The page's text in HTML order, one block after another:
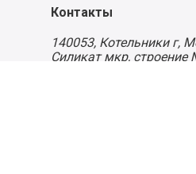
Контакты
140053, Котельники г,
Силикат мкр,